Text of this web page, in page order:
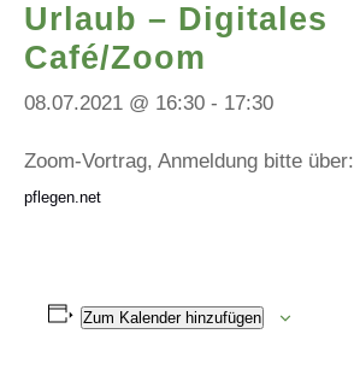
Urlaub – Digitales
Café/Zoom
08.07.2021 @ 16:30 - 17:30
Zoom-Vortrag, Anmeldung bitte über:
pflegen.net
Zum Kalender hinzufügen